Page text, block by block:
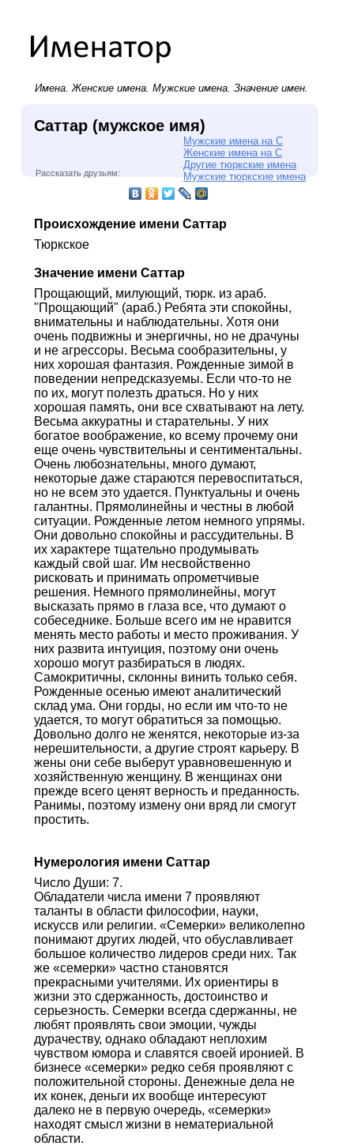
Имена.Женские имена. Мужские имена. Значение имен.
Саттар (мужское имя)
Мужские имена на С
Женские имена на С
Другие тюркские имена
Мужские тюркские имена
Рассказать друзьям:
Происхождение имени Саттар
Тюркское
Значение имени Саттар
Прощающий, милующий, тюрк. из араб.
"Прощающий" (араб.) Ребята эти спокойны,
внимательны и наблюдательны. Хотя они
очень подвижны и энергичны, но не драчуны
и не агрессоры. Весьма сообразительны, у
них хорошая фантазия. Рожденные зимой в
поведении непредсказуемы. Если что-то не
по их, могут полезть драться. Но у них
хорошая память, они все схватывают на лету.
Весьма аккуратны и старательны. У них
богатое воображение, ко всему прочему они
еще очень чувствительны и сентиментальны.
Очень любознательны, много думают,
некоторые даже стараются перевоспитаться,
но не всем это удается. Пунктуальны и очень
галантны. Прямолинейны и честны в любой
ситуации. Рожденные летом немного упрямы.
Они довольно спокойны и рассудительны. В
их характере тщательно продумывать
каждый свой шаг. Им несвойственно
рисковать и принимать опрометчивые
решения. Немного прямолинейны, могут
высказать прямо в глаза все, что думают о
собеседнике. Больше всего им не нравится
менять место работы и место проживания. У
них развита интуиция, поэтому они очень
хорошо могут разбираться в людях.
Самокритичны, склонны винить только себя.
Рожденные осенью имеют аналитический
склад ума. Они горды, но если им что-то не
удается, то могут обратиться за помощью.
Довольно долго не женятся, некоторые из-за
нерешительности, а другие строят карьеру. В
жены они себе выберут уравновешенную и
хозяйственную женщину. В женщинах они
прежде всего ценят верность и преданность.
Ранимы, поэтому измену они вряд ли смогут
простить.
Нумерология имени Саттар
Число Души: 7.
Обладатели числа имени 7 проявляют
таланты в области философии, науки,
искуссв или религии. «Семерки» великолепно
понимают других людей, что обуславливает
большое количество лидеров среди них. Так
же «семерки» частно становятся
прекрасными учителями. Их ориентиры в
жизни это сдержанность, достоинство и
серьезность. Семерки всегда сдержанны, не
любят проявлять свои эмоции, чужды
дурачеству, однако обладают неплохим
чувством юмора и славятся своей иронией. В
бизнесе «семерки» редко себя проявляют с
положительной стороны. Денежные дела не
их конек, деньги их вообще интересуют
далеко не в первую очередь, «семерки»
находят смысл жизни в нематериальной
области.